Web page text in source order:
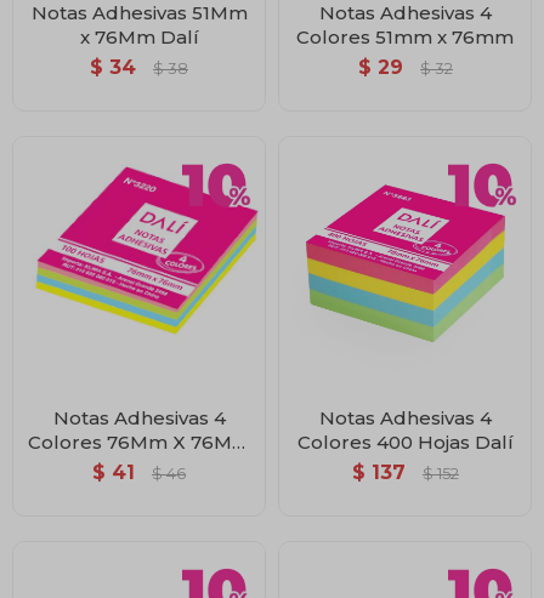
Notas Adhesivas 51Mm
x 76Mm Dalí
$ 34 $ 38
Notas Adhesivas 4
Colores 51mm x 76mm
$ 29 $ 32
Notas Adhesivas 4
Colores 76Mm X 76Mm
Dalí
$ 41 $ 46
Notas Adhesivas 4
Colores 400 Hojas Dalí
$ 137 $ 152